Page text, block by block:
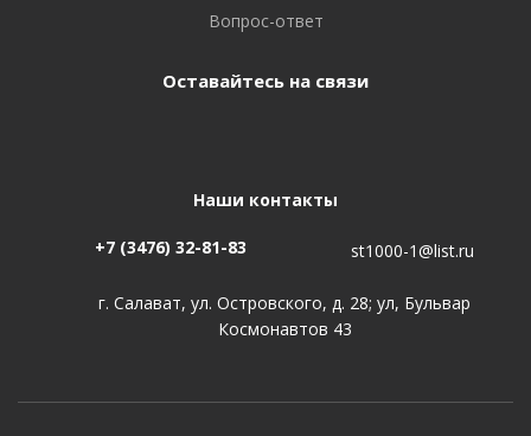
Вопрос-ответ
Оставайтесь на связи
Наши контакты
+7 (3476) 32-81-83 st1000-1@list.ru
г. Салават, ул. Островского, д. 28; ул, Бульвар
Космонавтов 43